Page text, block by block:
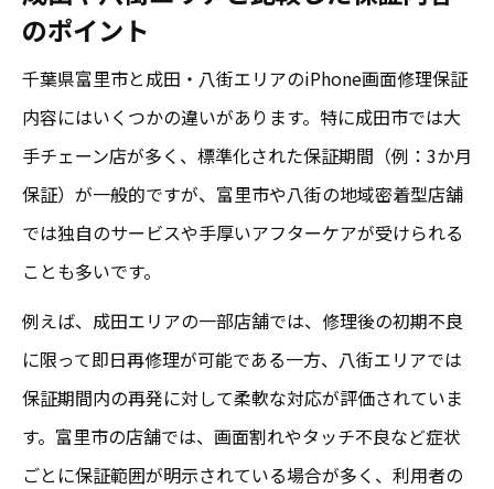
iPhone画面修理/成田で失敗しない修理店選
び
口コミを活かしたiPhone画面修理の流れの
工夫
画面割れ時の保証条件と修理依頼の実践ポイン
ト
iPad画面修理を依頼する際の保証確認ポイ
ント
のポイント
千葉県富里市と成田・八街エリアのiPhone画面修理保証
内容にはいくつかの違いがあります。特に成田市では大
手チェーン店が多く、標準化された保証期間（例：3か月
保証）が一般的ですが、富里市や八街の地域密着型店舗
では独自のサービスや手厚いアフターケアが受けられる
ことも多いです。
例えば、成田エリアの一部店舗では、修理後の初期不良
に限って即日再修理が可能である一方、八街エリアでは
保証期間内の再発に対して柔軟な対応が評価されていま
す。富里市の店舗では、画面割れやタッチ不良など症状
ごとに保証範囲が明示されている場合が多く、利用者の